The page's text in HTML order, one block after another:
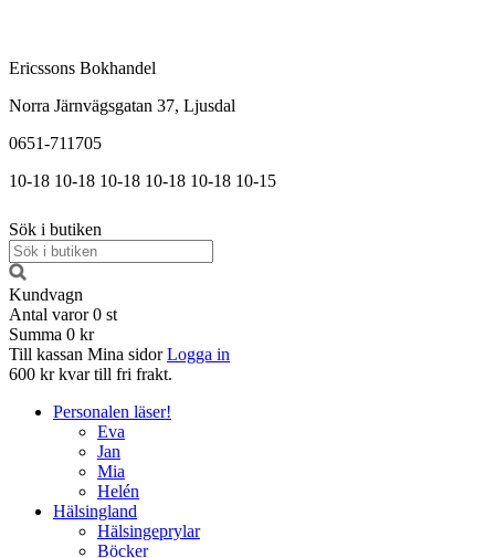
Ericssons Bokhandel
Norra Järnvägsgatan 37, Ljusdal
0651-711705
10-18 10-18 10-18 10-18 10-18 10-15
Sök i butiken
Kundvagn
Antal varor 0 st
Summa 0 kr
Till kassan Mina sidor Logga in
600 kr kvar till fri frakt.
Personalen läser!
Eva
Jan
Mia
Helén
Hälsingland
Hälsingeprylar
Böcker